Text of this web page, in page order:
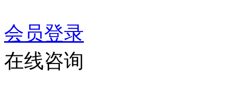
会员登录
在线咨询